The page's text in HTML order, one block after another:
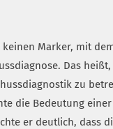
Marker, mit
Das
zu
die Bedeutung
er deutlich, dass